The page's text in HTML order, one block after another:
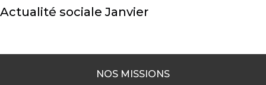
Actualité sociale Janvier
NOS MISSIONS